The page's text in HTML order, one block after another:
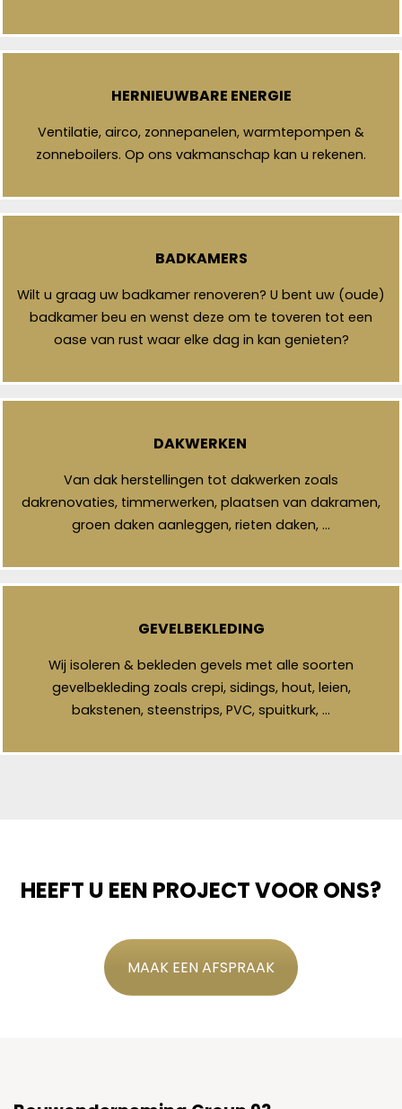
HERNIEUWBARE ENERGIE
Ventilatie, airco, zonnepanelen, warmtepompen &
zonneboilers. Op ons vakmanschap kan u rekenen.
BADKAMERS
Wilt u graag uw badkamer renoveren? U bent uw (oude)
badkamer beu en wenst deze om te toveren tot een
oase van rust waar elke dag in kan genieten?
DAKWERKEN
Van dak herstellingen tot dakwerken zoals
dakrenovaties, timmerwerken, plaatsen van dakramen,
groen daken aanleggen, rieten daken, …
GEVELBEKLEDING
Wij isoleren & bekleden gevels met alle soorten
gevelbekleding zoals crepi, sidings, hout, leien,
bakstenen, steenstrips, PVC, spuitkurk, …
HEEFT U EEN PROJECT VOOR ONS?
MAAK EEN AFSPRAAK